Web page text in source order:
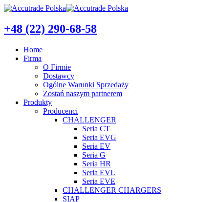
+48 (22) 290-68-58
Home
Firma
O Firmie
Dostawcy
Ogólne Warunki Sprzedaży
Zostań naszym partnerem
Produkty
Producenci
CHALLENGER
Seria CT
Seria EVG
Seria EV
Seria G
Seria HR
Seria EVL
Seria EVE
CHALLENGER CHARGERS
SIAP